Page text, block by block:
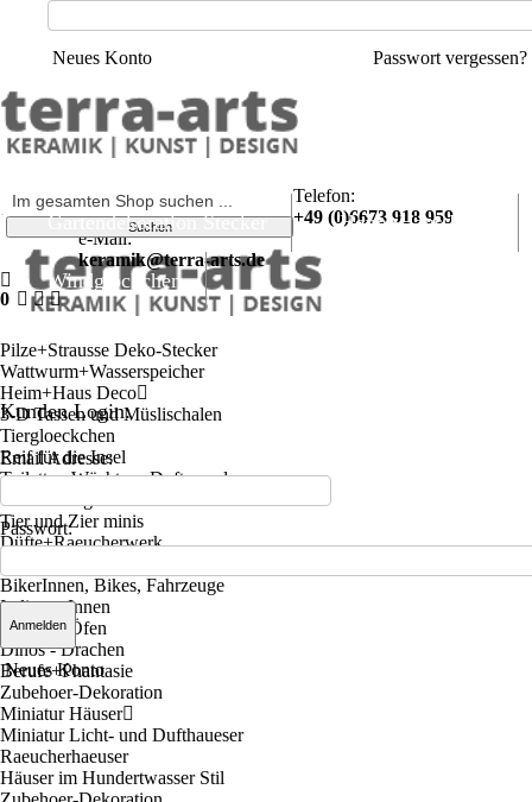
Neues Konto Passwort vergessen?
Gartendekoration Stecker Heim+Haus Deco
Windglöckchen
Telefon:
+49 (0)6673 918 959
e-Mail:
keramik@terra-arts.de
0
Kunden Login:
Email Adresse:
Passwort:
Neues Konto
Pilze+Strausse Deko-Stecker
Wattwurm+Wasserspeicher
Heim+Haus Deco
3-D Tassen und Müslischalen
Tiergloeckchen
Reif für die Insel
Toiletten-Wächter - Duftspender
Glücksbringer
Tier und Zier minis
Düfte+Raeucherwerk
BikerInnen, Bikes, Fahrzeuge
Indianer-Innen
Räucher-Öfen
Dinos - Drachen
Berufe+Phantasie
Zubehoer-Dekoration
Miniatur Häuser
Miniatur Licht- und Dufthaueser
Raeucherhaeuser
Häuser im Hundertwasser Stil